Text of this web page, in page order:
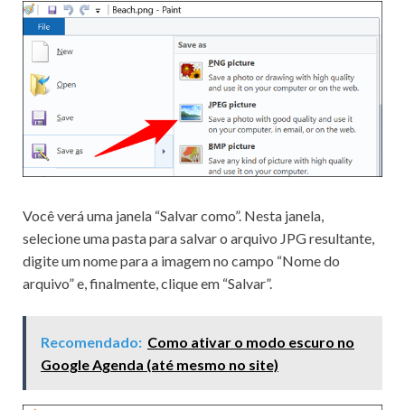
Você verá uma janela “Salvar como”. Nesta janela,
selecione uma pasta para salvar o arquivo JPG resultante,
digite um nome para a imagem no campo “Nome do
arquivo” e, finalmente, clique em “Salvar”.
Recomendado: Como ativar o modo escuro no
Google Agenda (até mesmo no site)